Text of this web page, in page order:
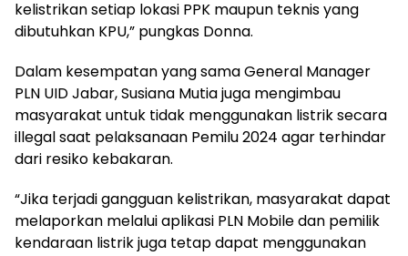
kelistrikan setiap lokasi PPK maupun teknis yang
dibutuhkan KPU,” pungkas Donna.
Dalam kesempatan yang sama General Manager
PLN UID Jabar, Susiana Mutia juga mengimbau
masyarakat untuk tidak menggunakan listrik secara
illegal saat pelaksanaan Pemilu 2024 agar terhindar
dari resiko kebakaran.
“Jika terjadi gangguan kelistrikan, masyarakat dapat
melaporkan melalui aplikasi PLN Mobile dan pemilik
kendaraan listrik juga tetap dapat menggunakan